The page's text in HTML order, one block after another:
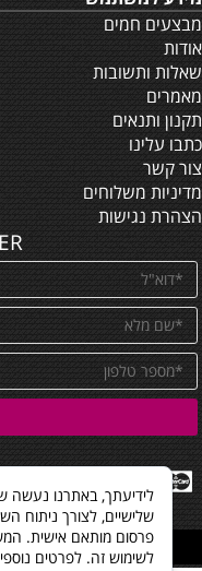
מבצעים חמים
אודות
שאלות ותשובות
מאמרים
תקנון ותנאים
כתבו עלינו
צור קשר
מדיניות משלוחים
הצהרת נגישות
שלישיים, לצורך ניתוח
פרסום מותאם אישית.
לשימוש זה. לפרטים